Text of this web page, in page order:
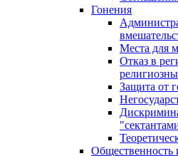
Гонения
Места для
Отказ в
Защита от